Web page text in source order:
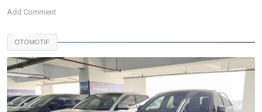
Add Comment
OTOMOTIF